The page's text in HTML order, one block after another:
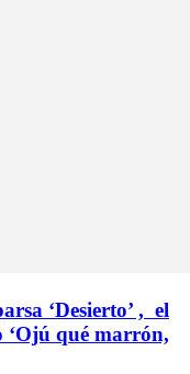
‘Desierto’ , el
‘Ojú qué marrón,